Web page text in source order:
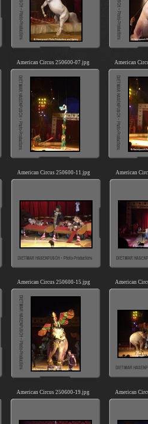
American Circus 250600-07.jpg American
American Circus 250600-11.jpg American
American Circus 250600-15.jpg American
American Circus 250600-19.jpg American